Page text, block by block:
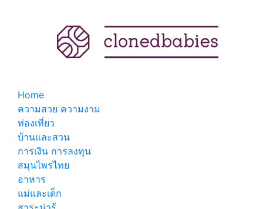
Home
ความสวย ความงาม
ท่องเที่ยว
บ้านและสวน
การเงิน การลงทุน
สมุนไพรไทย
อาหาร
แม่และเด็ก